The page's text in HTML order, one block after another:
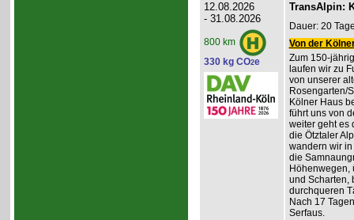
12.08.2026
- 31.08.2026
800 km
330 kg CO2e
TransAlpin:
Dauer: 20
Von der
Zum 150-
laufen wir zu
von unserer
Rosengarten/
Kölner Haus
führt uns von
weiter geht es
die Ötztaler
wandern wir
die
Höhenwegen,
und Scharten,
durchqueren
Nach 17
Serfaus.